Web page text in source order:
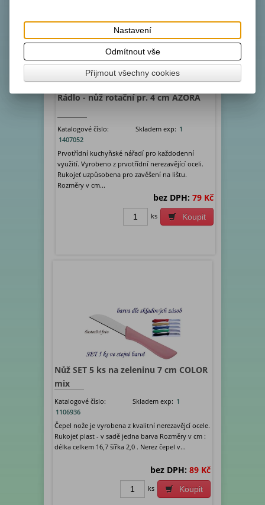
Rádlo - nůž rotační pr. 4 cm AZORA
Katalogové číslo:
1407052
Skladem exp: 1
Prvotřídní kuchyňské nářadí pro každodenní
využití. Vyrobeno z prvotřídní nerezavějící oceli.
Rukojeť uzpůsobena pro zavěšení na lištu.
Rozměry v cm...
bez DPH: 79 Kč
Koupit
ks
Nůž SET 5 ks na zeleninu 7 cm COLOR
mix
Katalogové číslo:
1106936
Skladem exp: 1
Čepel nože je vyrobena z kvalitní nerezavějcí ocele.
Rukojeť plast - v sadě jedna barva Rozměry v cm :
délka celkem 16,7 šířka 2,0 . Nerez čepel v...
bez DPH: 89 Kč
Koupit
ks
Nastavení
Odmítnout vše
Přijmout všechny cookies